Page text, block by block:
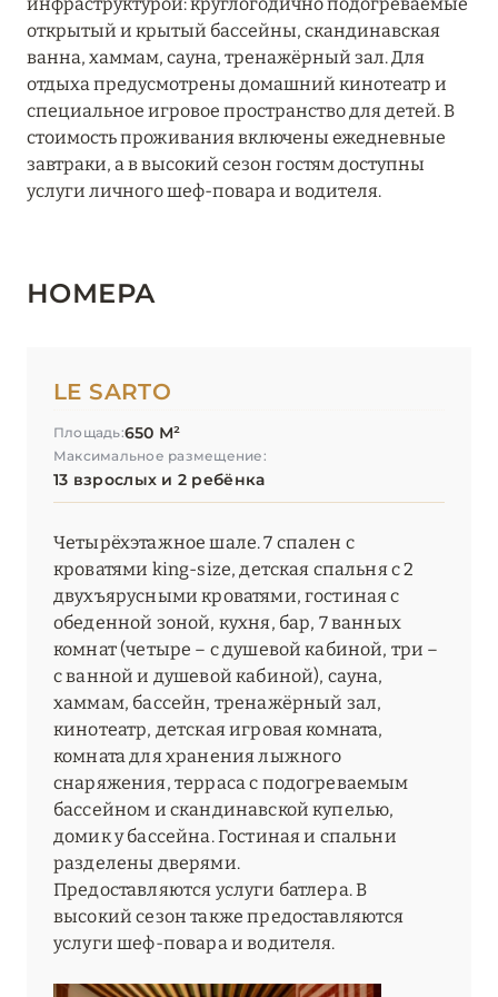
La Sivolière
Le Blizzard
Le C by Alpine Resorts
Le Coucou Méribel
Le Grand Hôtel Courchevel 1850
Le K2 Altitude
Le K2 Chogori
Le K2 Palace
Le Lana
Le Lodge Park
Le Palace de Menthon
Le Saint Roch
Le Sarto
Le Strato
Le Val Thorens
Les 2 Chalets Les Apartments du Strato
Les 3 Vallées
открытый и крытый бассейны, скандинавская
ванна, хаммам, сауна, тренажёрный зал. Для
отдыха предусмотрены домашний кинотеатр и
специальное игровое пространство для детей. В
стоимость проживания включены ежедневные
завтраки, а в высокий сезон гостям доступны
услуги личного шеф-повара и водителя.
НОМЕРА
LE SARTO
Площадь:650 М²
Максимальное размещение:
13 взрослых и 2 ребёнка
Четырёхэтажное шале. 7 спален с
кроватями king-size, детская спальня с 2
двухъярусными кроватями, гостиная с
обеденной зоной, кухня, бар, 7 ванных
комнат (четыре – с душевой кабиной, три –
с ванной и душевой кабиной), сауна,
хаммам, бассейн, тренажёрный зал,
кинотеатр, детская игровая комната,
комната для хранения лыжного
снаряжения, терраса с подогреваемым
бассейном и скандинавской купелью,
домик у бассейна. Гостиная и спальни
разделены дверями.
Предоставляются услуги батлера. В
высокий сезон также предоставляются
услуги шеф-повара и водителя.